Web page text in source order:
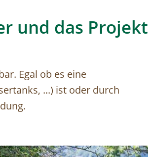
und das Projekt
Egal ob es eine
...) ist oder durch